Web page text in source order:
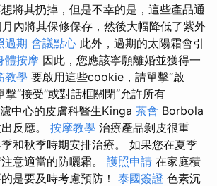
將其扔掉，但是不幸的是，這些產品通
內將其保修保存，然後大幅降低了紫外
過期 會議點心 此外，過期的太陽霜會引
體按摩 因此，您應該寧願離婚並獲得一
教學 要啟用這些cookie，請單擊“啟
擊“接受”或對話框關閉“允許所有
中心的皮膚科醫生Kinga 茶會 Borbola
反應。 按摩教學 治療產品剝皮很重
和秋季時期安排治療。 如果您在夏季
意適當的防曬霜。 護照申請 在家庭積
是要及時考慮預防！ 泰國簽證 色素沉